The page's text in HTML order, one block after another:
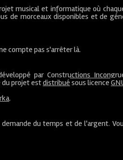
musical et informatique où
de morceaux disponibles et de
compte pas s'arrêter là.
parConstructions
du projet estdistribué sous licence
.
du temps et de l'argent.